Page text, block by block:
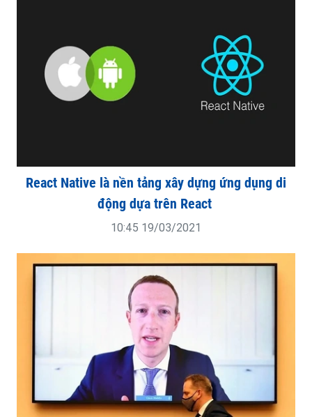
React Native là nền tảng xây dựng ứng dụng di
động dựa trên React
10:45 19/03/2021